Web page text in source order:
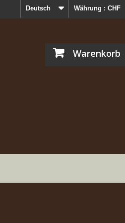
Währung : CHF
Deutsch
Warenkorb